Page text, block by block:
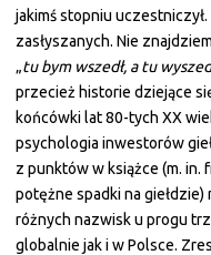
jakimś stopniu
zasłyszanych. Nie
„tu bym wszedł, a tu
przecież historie dziejące
końcówki lat 80-tych XX
psychologia inwestorów
z punktów w książce (m. in.
potężne spadki na
różnych nazwisk u progu
globalnie jak i w Polsce.